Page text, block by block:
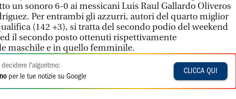
un sonoro 6-0 ai messicani Luis Raul Gallardo Oliveros
Per entrambi gli azzurri, autori del quarto miglior
(142 +3), si tratta del secondo podio del weekend
il secondo posto ottenuti rispettivamente
maschile e in quello femminile.
decidere l'algoritmo:
per le tue notizie su Google
CLICCA QUI